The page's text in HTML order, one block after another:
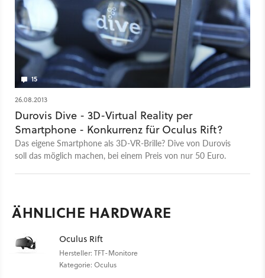
15
26.08.2013
Durovis Dive - 3D-Virtual Reality per
Smartphone - Konkurrenz für Oculus Rift?
Das eigene Smartphone als 3D-VR-Brille? Dive von Durovis
soll das möglich machen, bei einem Preis von nur 50 Euro.
ÄHNLICHE HARDWARE
Oculus Rift
Hersteller: TFT-Monitore
Kategorie: Oculus